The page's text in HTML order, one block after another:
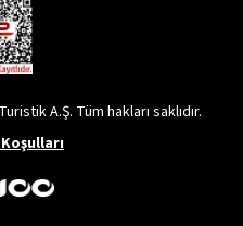
A.Ş. Tüm hakları saklıdır.